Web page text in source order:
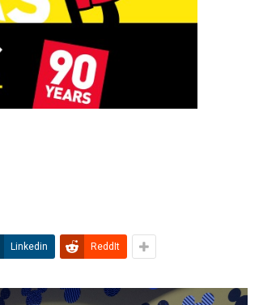
Linkedin ReddIt